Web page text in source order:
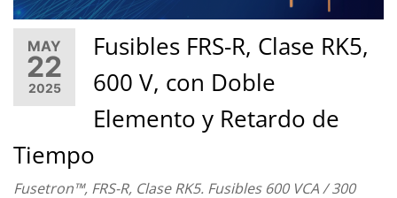
MAY
22
2025
Fusibles FRS-R, Clase RK5,
600 V, con Doble
Elemento y Retardo de
Tiempo
Fusetron™, FRS-R, Clase RK5. Fusibles 600 VCA / 300